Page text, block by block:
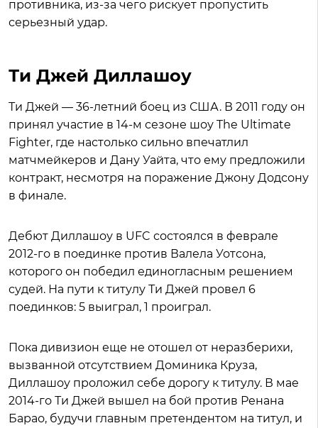
противника, из-за чего рискует пропустить
серьезный удар.
Ти Джей Диллашоу
Ти Джей — 36-летний боец из США. В 2011 году он
принял участие в 14-м сезоне шоу The Ultimate
Fighter, где настолько сильно впечатлил
матчмейкеров и Дану Уайта, что ему предложили
контракт, несмотря на поражение Джону Додсону
в финале.
Дебют Диллашоу в UFC состоялся в феврале
2012-го в поединке против Валела Уотсона,
которого он победил единогласным решением
судей. На пути к титулу Ти Джей провел 6
поединков: 5 выиграл, 1 проиграл.
Пока дивизион еще не отошел от неразберихи,
вызванной отсутствием Доминика Круза,
Диллашоу проложил себе дорогу к титулу. В мае
2014-го Ти Джей вышел на бой против Ренана
Барао, будучи главным претендентом на титул, и